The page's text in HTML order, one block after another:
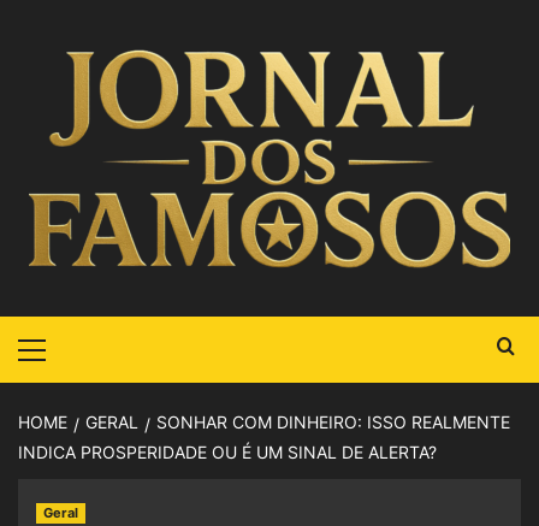
HOME GERAL
SONHAR COM DINHEIRO: ISSO REALMENTE
INDICA PROSPERIDADE OU É UM SINAL DE ALERTA?
Geral